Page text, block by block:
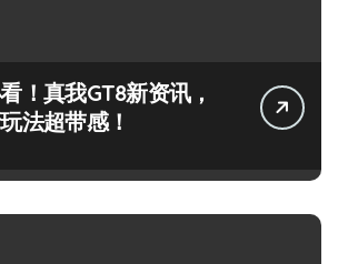
！真我GT8新资讯，
法超带感！